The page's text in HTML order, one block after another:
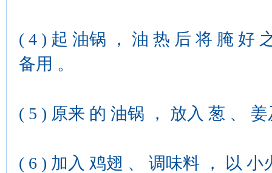
( 4 ) 起 油锅 ， 油 热 后 将 腌 好
备用 。
( 5 ) 原来 的 油锅 ， 放入 葱 、
( 6 ) 加入 鸡翅 、 调味料 ， 以